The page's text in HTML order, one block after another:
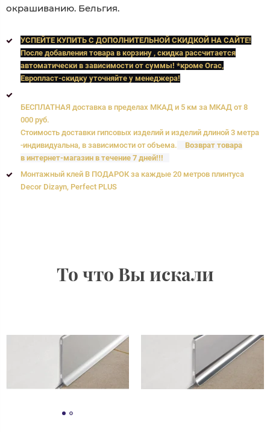
окрашиванию. Бельгия.
УСПЕЙТЕ КУПИТЬ C ДОПОЛНИТЕЛЬНОЙ СКИДКОЙ НА САЙТЕ!
После добавления товара в корзину , скидка рассчитается
автоматически в зависимости от суммы! *кроме Orac,
Европласт-скидку уточняйте у менеджера!
БЕСПЛАТНАЯ доставка в пределах МКАД и 5 км за МКАД от 8
000 руб.
Стоимость доставки гипсовых изделий и изделий длиной 3 метра
-индивидуальна, в зависимости от объема.
Возврат товара
в интернет-магазин в течение 7 дней!!!
Монтажный клей В ПОДАРОК за каждые 20 метров плинтуса
Decor Dizayn, Perfect PLUS
То что Вы искали